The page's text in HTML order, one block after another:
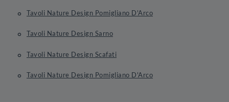
Tavoli Nature Design Pomigliano D'Arco
Tavoli Nature Design Sarno
Tavoli Nature Design Scafati
Tavoli Nature Design Pomigliano D'Arco